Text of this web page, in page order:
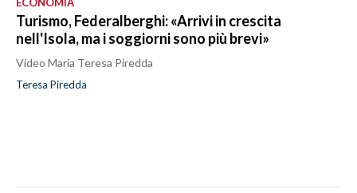
ECONOMIA
Turismo, Federalberghi: «Arrivi in crescita
nell'Isola, ma i soggiorni sono più brevi»
Video Maria Teresa Piredda
Teresa Piredda